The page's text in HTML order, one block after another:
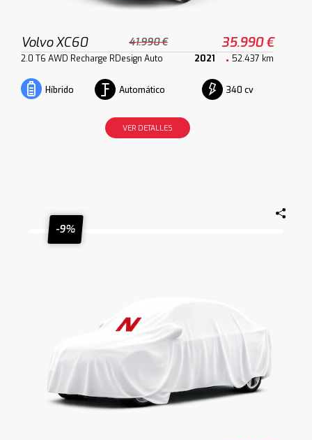
Volvo XC60 41.990 € 35.990 €
2.0 T6 AWD Recharge RDesign Auto 2021 52.437 km
Híbrido Automático 340 cv
VER DETALLES
-9%